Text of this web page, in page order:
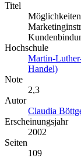
Titel
Hochschule
Martin-
Handel)
Note
2,3
Autor
Claudia
Erscheinungsjahr
2002
Seiten
109